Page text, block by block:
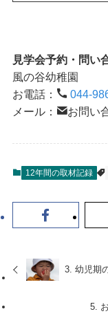
見学会予約・問い
風の谷幼稚園
お電話：
044-
メール：
お問い
12年間の取材記録
3. 幼児期
5.